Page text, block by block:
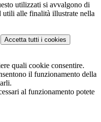
utilizzati si avvalgono di
utili alle finalità illustrate nella
Accetta tutti i cookies
quali cookie consentire.
il funzionamento della
al funzionamento potete